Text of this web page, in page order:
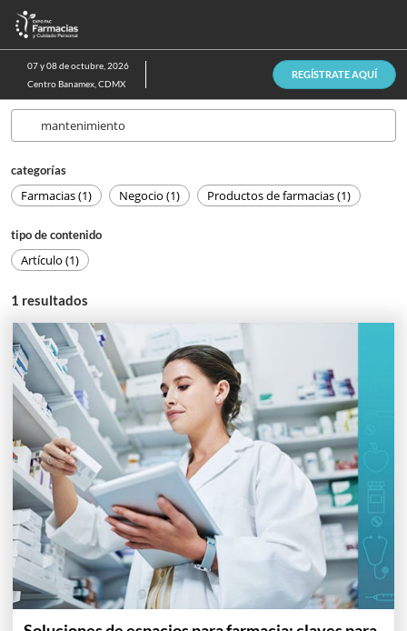
Saltar
al
contenido
07 y 08 de octubre, 2026
Centro Banamex, CDMX
REGÍSTRATE AQUÍ
categorías
Farmacias (1) Negocio (1) Productos de farmacias (1)
tipo de contenido
Artículo (1)
1 resultados